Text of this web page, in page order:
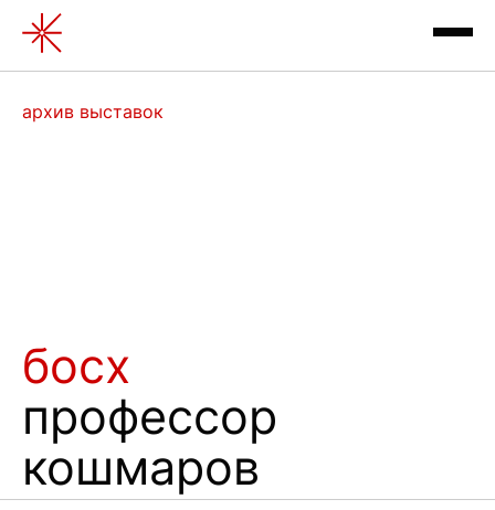
архив выставок
контакты
отзывы
архив выставок
босх
профессор
кошмаров